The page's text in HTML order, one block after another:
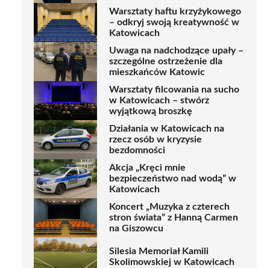
Warsztaty haftu krzyżykowego
– odkryj swoją kreatywność w
Katowicach
Uwaga na nadchodzące upały –
szczególne ostrzeżenie dla
mieszkańców Katowic
Warsztaty filcowania na sucho
w Katowicach – stwórz
wyjątkową broszkę
Działania w Katowicach na
rzecz osób w kryzysie
bezdomności
Akcja „Kręci mnie
bezpieczeństwo nad wodą” w
Katowicach
Koncert „Muzyka z czterech
stron świata” z Hanną Carmen
na Giszowcu
Silesia Memoriał Kamili
Skolimowskiej w Katowicach